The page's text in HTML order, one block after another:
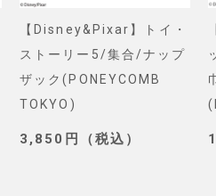
【Disney&Pixar】トイ・
ストーリー5/集合/ナップ
ザック(PONEYCOMB
TOKYO)
3,850円（税込）